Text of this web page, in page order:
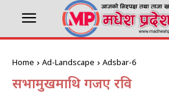
Home Ad-Landscape Adsbar-6
सभामुखमाथि गर्जिए रवि